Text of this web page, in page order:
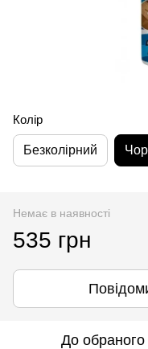
Колір
Безколірний
Немає в наявності
535 грн
До обраного